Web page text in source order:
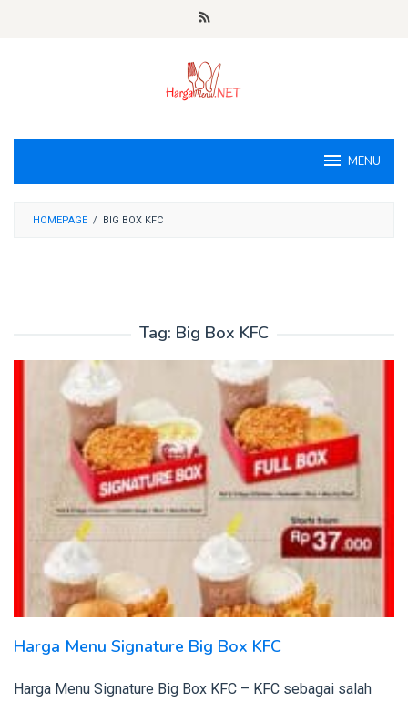
MENU
HOMEPAGE / BIG BOX KFC
Tag: Big Box KFC
Harga Menu Signature Big Box KFC
Harga Menu Signature Big Box KFC – KFC sebagai salah